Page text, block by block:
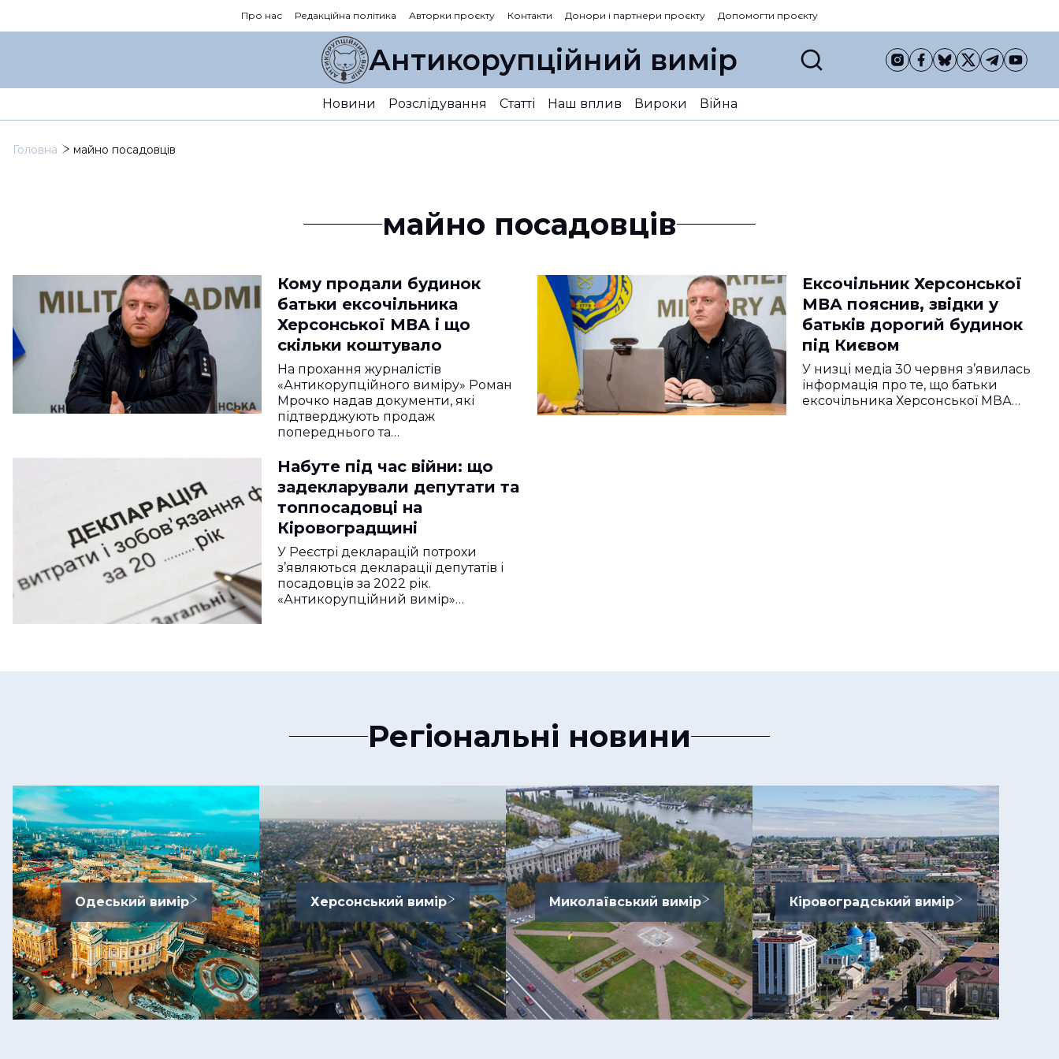
Про нас Редакційна політика Авторки проєкту Контакти Донори і партнери проєкту Допомогти проєкту
Антикорупційний вимір
Новини Розслідування Статті Наш вплив Вироки Війна
Головна майно посадовців
майно посадовців
Кому продали будинок
батьки ексочільника
Херсонської МВА і що
скільки коштувало
На прохання журналістів
«Антикорупційного виміру» Роман
Мрочко надав документи, які
підтверджують продаж
попереднього та…
Ексочільник Херсонської
МВА пояснив, звідки у
батьків дорогий будинок
під Києвом
У низці медіа 30 червня з’явилась
інформація про те, що батьки
ексочільника Херсонської МВА…
Набуте під час війни: що
задекларували депутати та
топпосадовці на
Кіровоградщині
У Реєстрі декларацій потрохи
з’являються декларації депутатів і
посадовців за 2022 рік.
«Антикорупційний вимір»…
Регіональні новини
Одеський вимір Херсонський вимір Миколаївський вимір Кіровоградський вимір